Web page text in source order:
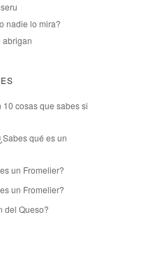
nadie lo mira?
abrigan
10 cosas que sabes si
qué es un
un Fromelier?
un Fromelier?
del Queso?